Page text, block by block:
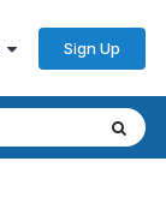
Sign Up